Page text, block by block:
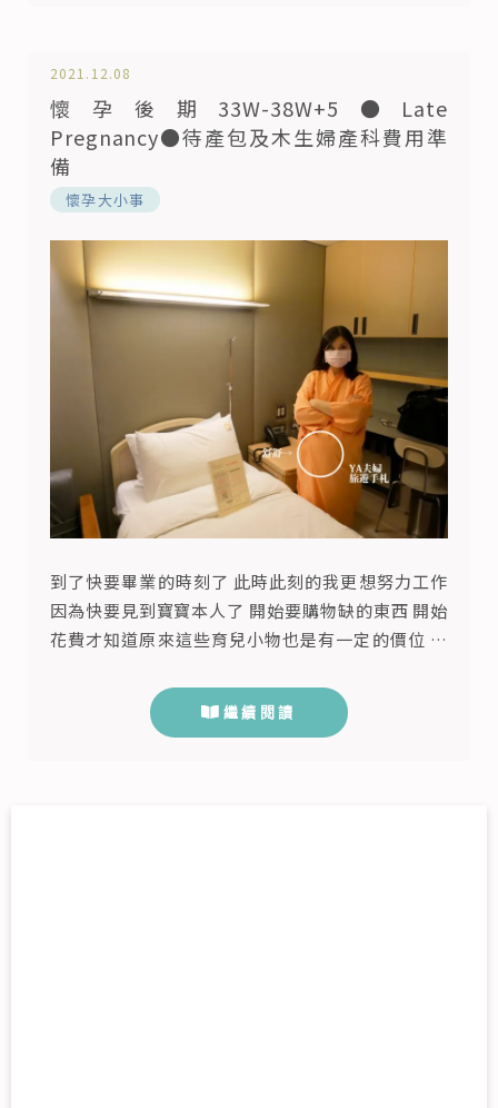
2021.12.08
懷孕後期33W-38W+5●Late
Pregnancy●待產包及木生婦產科費用準
備
懷孕大小事
到了快要畢業的時刻了 此時此刻的我更想努力工作
因為快要見到寶寶本人了 開始要購物缺的東西 開始
花費才知道原來這些育兒小物也是有一定的價位 因
西也開始分門別類 趁天氣好就把冬天衣物先整理一
下 待產包李木生都有 但還是有個人備品需要準備一
繼續閱讀